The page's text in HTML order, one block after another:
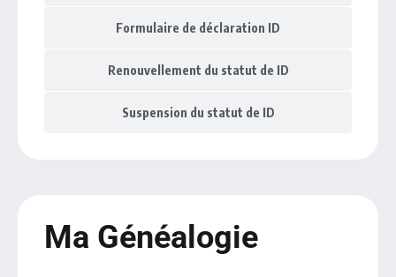
Formulaire de déclaration ID
Renouvellement du statut de ID
Suspension du statut de ID
Ma Généalogie